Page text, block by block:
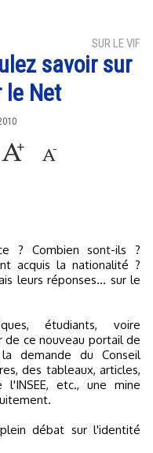
SUR LE VIF
savoir sur
le Net
acquis la nationalité ?
leurs réponses... sur le
étudiants, voire
de ce nouveau portail de
demande du Conseil
des tableaux, articles,
l'INSEE, etc., une mine
débat sur l'identité